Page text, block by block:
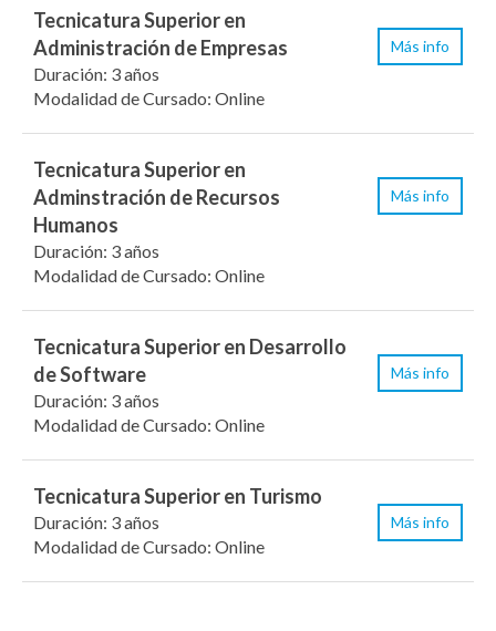
Tecnicatura Superior en
Administración de Empresas
Duración: 3 años
Modalidad de Cursado: Online
Más info
Tecnicatura Superior en
Adminstración de Recursos
Humanos
Duración: 3 años
Modalidad de Cursado: Online
Más info
Tecnicatura Superior en Desarrollo
de Software
Duración: 3 años
Modalidad de Cursado: Online
Más info
Tecnicatura Superior en Turismo
Duración: 3 años
Modalidad de Cursado: Online
Más info